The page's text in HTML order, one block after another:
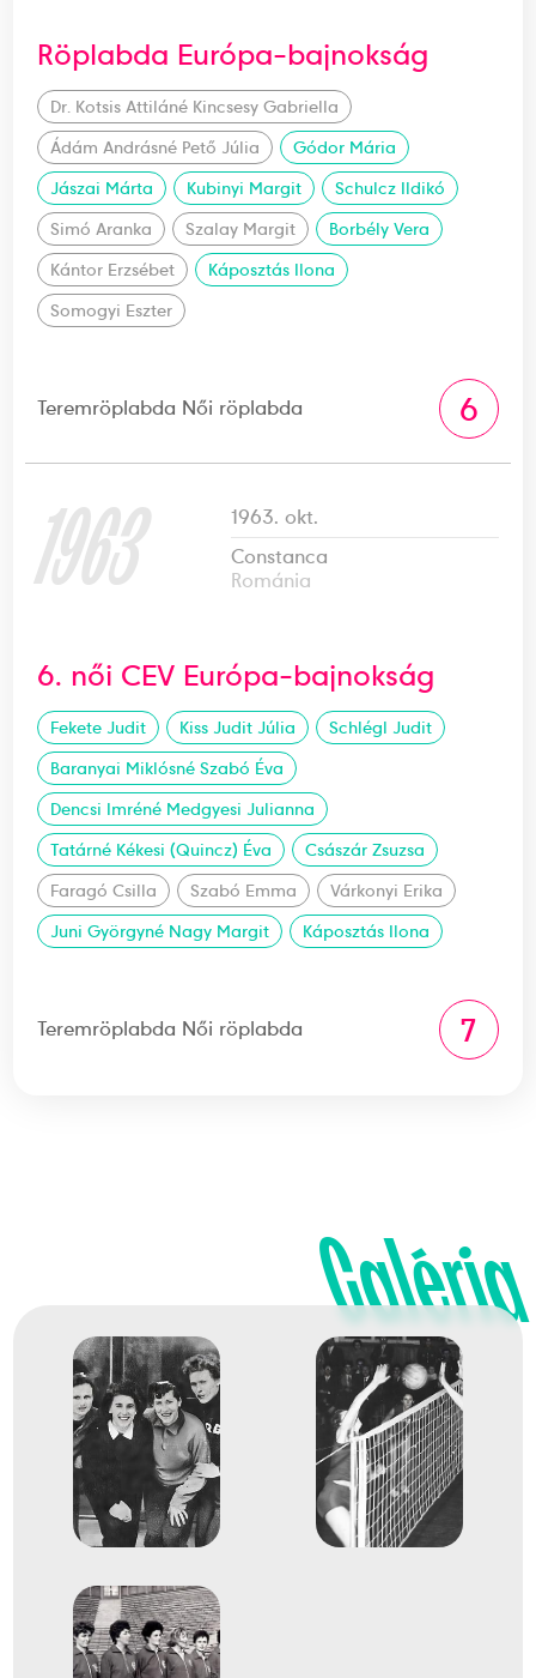
Röplabda Európa-bajnokság
Dr. Kotsis Attiláné Kincsesy Gabriella
Ádám Andrásné Pető Júlia
Gódor Mária
Jászai Márta
Kubinyi Margit
Schulcz Ildikó
Simó Aranka
Szalay Margit
Borbély Vera
Kántor Erzsébet
Káposztás Ilona
Somogyi Eszter
Teremröplabda Női röplabda 6
1963
1963. okt.
Constanca
Románia
6. női CEV Európa-bajnokság
Fekete Judit Kiss Judit Júlia
Schlégl Judit
Baranyai Miklósné Szabó Éva
Dencsi Imréné Medgyesi Julianna
Tatárné Kékesi (Quincz) Éva
Császár Zsuzsa
Faragó Csilla
Szabó Emma
Várkonyi Erika
Juni Györgyné Nagy Margit
Káposztás Ilona
Teremröplabda Női röplabda 7
Galéria